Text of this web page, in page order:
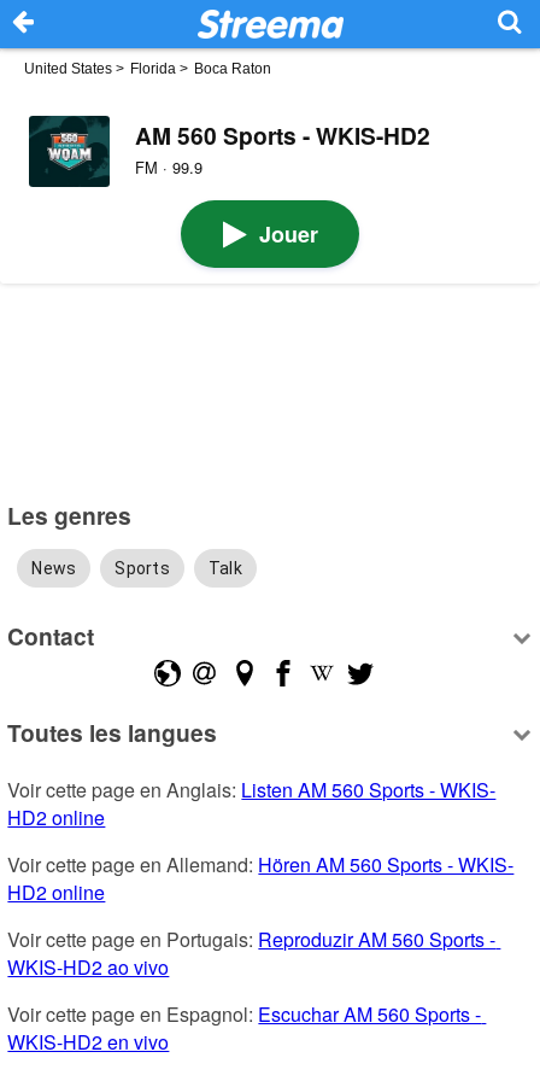
United States > Florida > Boca Raton
AM 560 Sports - WKIS-HD2
FM · 99.9
Jouer
Les genres
News Sports Talk
Contact
Toutes les langues
Voir cette page en Anglais: Listen AM 560 Sports - WKIS-
HD2 online
Voir cette page en Allemand: Hören AM 560 Sports - WKIS-
HD2 online
Voir cette page en Portugais: Reproduzir AM 560 Sports -
WKIS-HD2 ao vivo
Voir cette page en Espagnol: Escuchar AM 560 Sports -
WKIS-HD2 en vivo